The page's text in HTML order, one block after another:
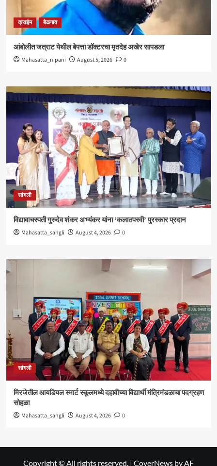
क्राईम बेळगाव
आंबोलीत जत्राट येथील बेपत्ता डॉक्टरचा मृतदेह अखेर सापडला
Mahasatta_nipani August 5, 2026 0
सांगली
विद्यावाचस्पती गुरुदेव शंकर अभ्यंकर यांना ‘कलातपस्वी’ पुरस्कार प्रदान
Mahasatta_sangli August 4, 2026 0
सांगली
मिरजेतील आयडियल स्मार्ट स्कूलमध्ये दहावीच्या विद्यार्थी मंत्रिमंडळाचा पदग्रहण
सोहळा
Mahasatta_sangli August 4, 2026 0
Copyright © All rights reserved. | CoverNews by AF